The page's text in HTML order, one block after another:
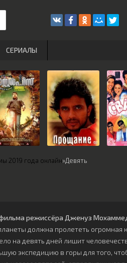
2019 года онлайн»Девять
режиссёра Дженуз
должна пролететь огромная
на девять дней лишит
экспедицию в горы для того,
СЕРИАЛЫ